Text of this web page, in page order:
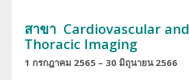
สาขา Cardiovascular and
Thoracic Imaging
1 กรกฎาคม 2565 – 30 มิถุนายน 2566